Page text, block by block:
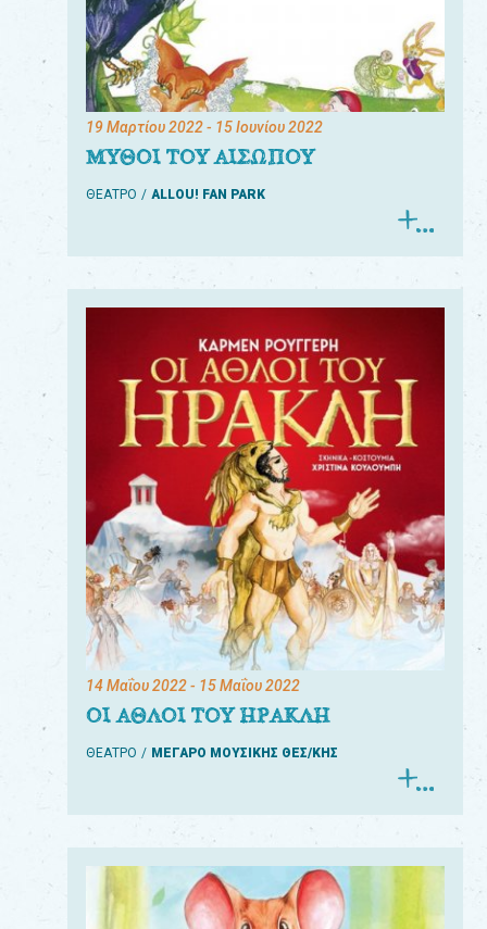
19 Μαρτίου 2022- 15 Ιουνίου 2022
ΜΥΘΟΙ ΤΟΥ ΑΙΣΩΠΟΥ
ΘΕΑΤΡΟ ALLOU! FAN PARK
14 Μαΐου 2022- 15 Μαΐου 2022
ΟΙ ΑΘΛΟΙ ΤΟΥ ΗΡΑΚΛΗ
ΘΕΑΤΡΟ ΜΕΓΑΡΟ ΜΟΥΣΙΚΗΣ ΘΕΣ/ΚΗΣ